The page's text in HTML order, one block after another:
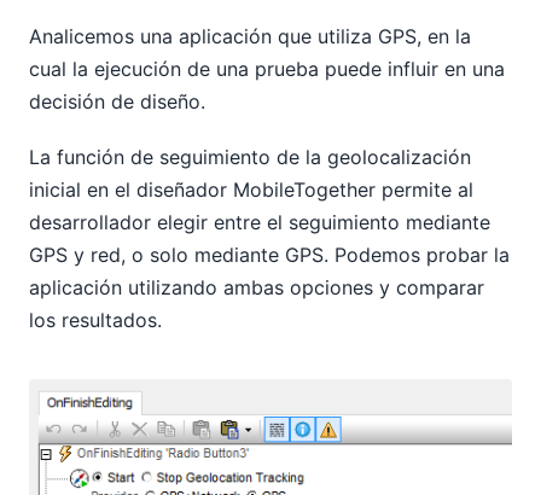
Analicemos una aplicación que utiliza GPS, en la
cual la ejecución de una prueba puede influir en una
decisión de diseño.
La función de seguimiento de la geolocalización
inicial en el diseñador MobileTogether permite al
desarrollador elegir entre el seguimiento mediante
GPS y red, o solo mediante GPS. Podemos probar la
aplicación utilizando ambas opciones y comparar
los resultados.